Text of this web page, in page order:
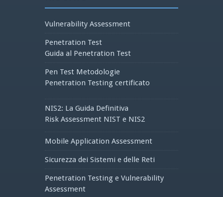
Vulnerability Assessment
Penetration Test
Guida al Penetration Test
Pen Test Metodologie
Penetration Testing certificato
NIS2: La Guida Definitiva
Risk Assessment NIST e NIS2
Mobile Application Assessment
Sicurezza dei Sistemi e delle Reti
Penetration Testing e Vulnerability
Assessment